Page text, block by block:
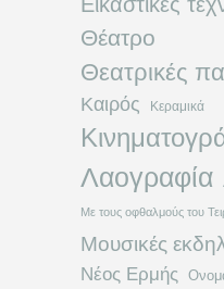
Θέατρο
Θεατρικές
Καιρός Κεραμικά
Λαογραφία
Με τους οφθαλμούς του
Μουσικές
Νέος Ερμής